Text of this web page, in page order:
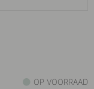
OP VOORRAAD